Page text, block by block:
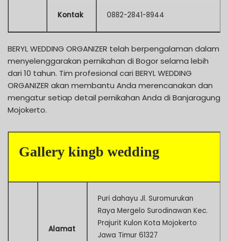
Kontak 0882-2841-8944
BERYL WEDDING ORGANIZER telah berpengalaman dalam
menyelenggarakan pernikahan di Bogor selama lebih
dari 10 tahun. Tim profesional cari BERYL WEDDING
ORGANIZER akan membantu Anda merencanakan dan
mengatur setiap detail pernikahan Anda di Banjaragung
Mojokerto.
Gallery kingb wedding
Alamat
Puri dahayu Jl. Suromurukan
Raya Mergelo Surodinawan Kec.
Prajurit Kulon Kota Mojokerto
Jawa Timur 61327